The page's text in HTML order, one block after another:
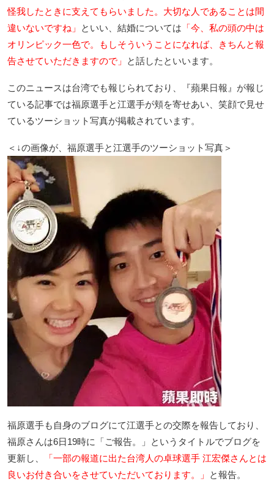
怪我したときに支えてもらいました。大切な人であることは間
違いないですね」
といい、結婚については 「今、私の頭の中は
オリンピック一色で。もしそういうことになれば、きちんと報
告させていただきますので」
と話したといいます。
このニュースは台湾でも報じられており、『蘋果日報』が報じ
ている記事では福原選手と江選手が頬を寄せあい、笑顔で見せ
ているツーショット写真が掲載されています。
＜↓の画像が、福原選手と江選手のツーショット写真＞
福原選手も自身のブログにて江選手との交際を報告しており、
福原さんは6日19時に「ご報告。」というタイトルでブログを
更新し、
「一部の報道に出た台湾人の卓球選手 江宏傑さんとは
良いお付き合いをさせていただいております。」
と報告。